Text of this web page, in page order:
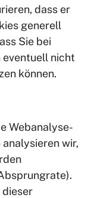
dass er
generell
Sie bei
nicht
können.
Webanalyse-
wir,
dieser